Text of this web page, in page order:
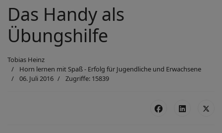
Das Handy als
Übungshilfe
Tobias Heinz
Horn lernen mit Spaß - Erfolg für Jugendliche und Erwachsene
06. Juli 2016
Zugriffe: 15839